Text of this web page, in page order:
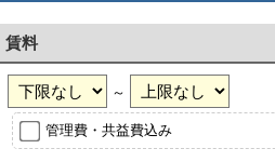
賃料
～
管理費・共益費込み